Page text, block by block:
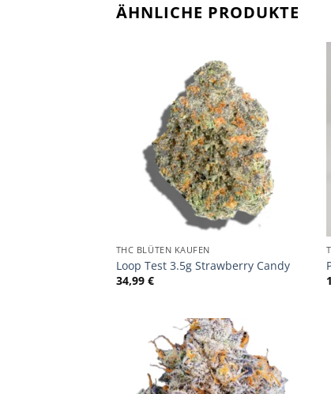
ÄHNLICHE PRODUKTE
THC BLÜTEN KAUFEN
Loop Test 3.5g Strawberry Candy
34,99 €